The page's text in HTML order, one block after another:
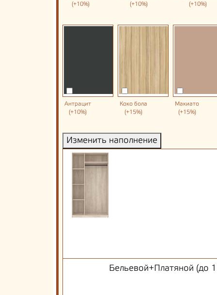
(+10%)
(+10%)
(+10%)
Антрацит
(+10%)
Коко бола
(+15%)
Макиато
(+15%)
Изменить наполнение
Бельевой+Платяной (до